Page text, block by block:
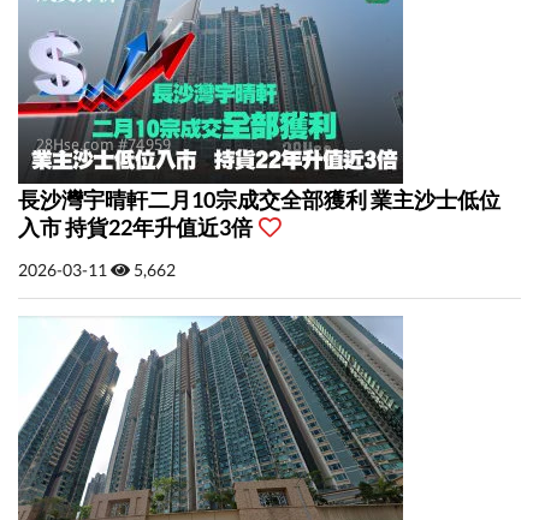
長沙灣宇晴軒二月10宗成交全部獲利 業主沙士低位
入市 持貨22年升值近3倍
2026-03-11 5,662